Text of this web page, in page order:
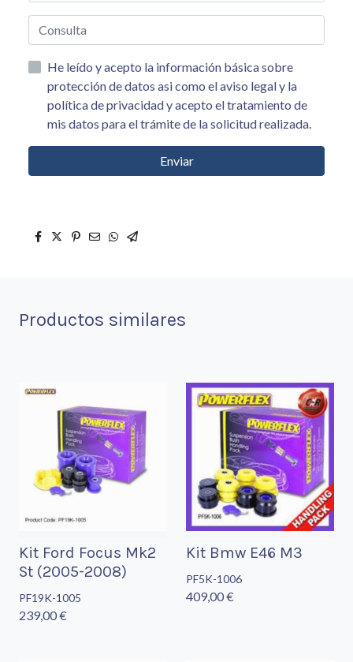
He leído y acepto la información básica sobre
protección de datos asi como el aviso legal y la
política de privacidad y acepto el tratamiento de
mis datos para el trámite de la solicitud realizada.
Enviar
Productos similares
Kit Ford Focus Mk2
St (2005-2008)
PF19K-1005
239,00 €
Kit Bmw E46 M3
PF5K-1006
409,00 €